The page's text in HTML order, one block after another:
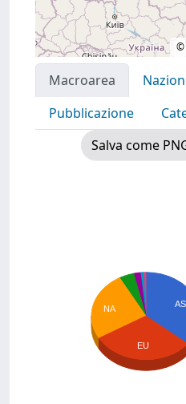
©
Macroarea
Pubblicazione
Salva come
AS
NA
EU